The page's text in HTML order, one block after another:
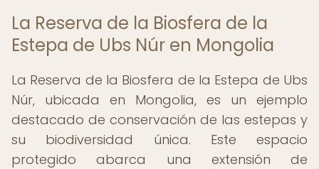
La Reserva de la Biosfera de la
Estepa de Ubs Núr en Mongolia
La Reserva de la Biosfera de la Estepa de Ubs
Núr, ubicada en Mongolia, es un ejemplo
destacado de conservación de las estepas y
su biodiversidad única. Este espacio
protegido abarca una extensión de